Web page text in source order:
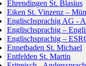
Ehrendingen St. Blasius
Eiken St. Vinzenz –
Englischsprachig AG -
Englischsprachig –
Englischsprachig –
Ennetbaden St. Michael
Entfelden St. Martin